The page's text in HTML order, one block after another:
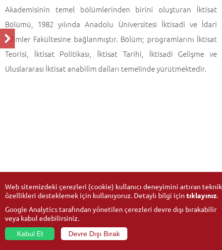
Akademisinin temel bölümlerinden birini oluşturan İktisat
Bölümü, 1982 yılında Anadolu Üniversitesi İktisadi ve İdari
Bilimler Fakültesine bağlanmıştır. Bölüm; programlarını İktisat
Teorisi, İktisat Politikası, İktisat Tarihi, İktisadi Gelişme ve
Uluslararası İktisat anabilim dalları temelinde yürütmektedir.
Web sitemizdeki çerezleri (cookie) kullanıcı deneyimini artıran teknik
özellikleri desteklemek için kullanıyoruz. Detaylı bilgi için tıklayınız.
Google Analytics tarafından yönetilen çerezleri devre dışı bırakabilir
veya kabul edebilirsiniz.
Kabul Et
Devre Dışı Bırak
© 2026Anadolu Üniversitesi- Tüm hakları saklıdır.